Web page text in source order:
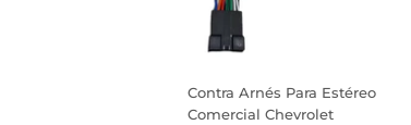
Contra Arnés Para Estéreo
Comercial Chevrolet